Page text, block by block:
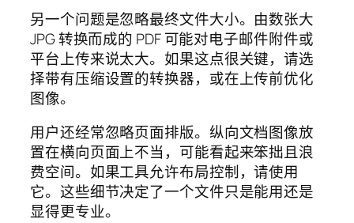
另一个问题是忽略最终文件大小。由数张大
JPG 转换而成的 PDF 可能对电子邮件附件或
平台上传来说太大。如果这点很关键，请选
择带有压缩设置的转换器，或在上传前优化
图像。
用户还经常忽略页面排版。纵向文档图像放
置在横向页面上不当，可能看起来笨拙且浪
费空间。如果工具允许布局控制，请使用
它。这些细节决定了一个文件只是能用还是
显得更专业。